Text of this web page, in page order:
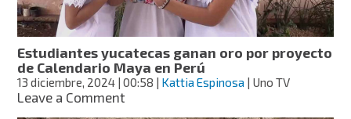
en
Coahuila
Estudiantes yucatecas ganan oro por proyecto
de Calendario Maya en Perú
13 diciembre, 2024 | 00:58 | Kattia Espinosa | Uno TV
Leave a Commenton